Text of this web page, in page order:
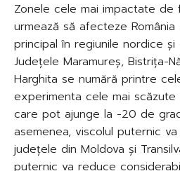
Zonele cele mai impactate de
urmează să afecteze
principal în regiunile nordice și
Județele Maramureș, Bistrița-
Harghita se numără printre
experimenta cele mai
care pot ajunge la -20 de
asemenea, viscolul puternic
județele din Moldova și
puternic va reduce